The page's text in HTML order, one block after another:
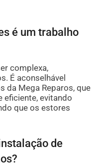
é um trabalho
complexa,
É aconselhável
da Mega Reparos, que
eficiente, evitando
que os estores
de